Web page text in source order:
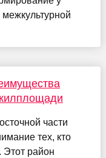
части
тех, кто
Этот район